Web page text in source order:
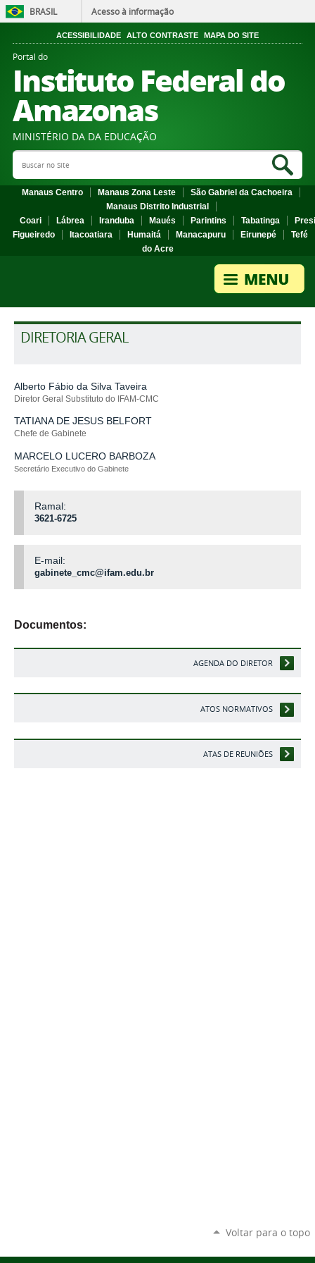
BRASIL Acesso à informação
ACESSIBILIDADE ALTO CONTRASTE MAPA DO SITE
Portal do
Instituto Federal do
Amazonas
MINISTÉRIO DA DA EDUCAÇÃO
Search Site
Manaus Centro Manaus Zona Leste
São Gabriel da Cachoeira
Manaus Distrito Industrial
Coari
Lábrea Iranduba Maués Parintins Tabatinga
Figueiredo
Itacoatiara Humaitá Manacapuru Eirunepé
Tefé
do Acre
DIRETORIA GERAL
Alberto Fábio da Silva Taveira
Diretor Geral Substituto do IFAM-CMC
TATIANA DE JESUS BELFORT
Chefe de Gabinete
MARCELO LUCERO BARBOZA
Secretário Executivo do Gabinete
Ramal:
3621-6725
E-mail:
gabinete_cmc@ifam.edu.br
Documentos:
AGENDA DO DIRETOR
ATOS NORMATIVOS
ATAS DE REUNIÕES
Voltar para o topo